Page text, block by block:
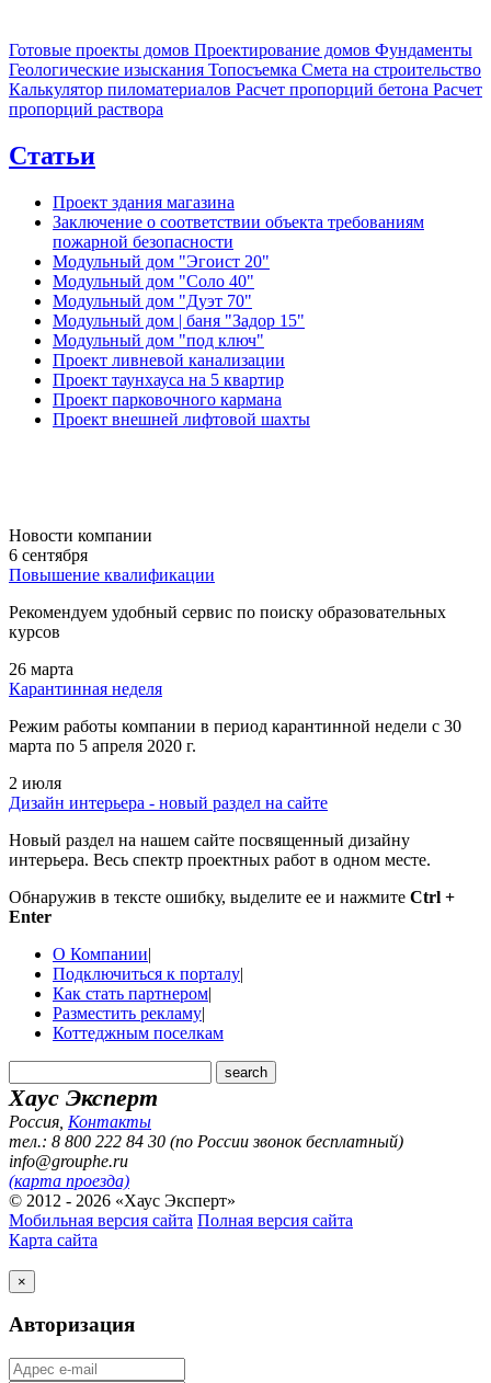
Готовые проекты домов Проектирование домов Фундаменты
Геологические изыскания Топосъемка Смета на строительство
Калькулятор пиломатериалов Расчет пропорций бетона Расчет
пропорций раствора
Статьи
Проект здания магазина
Заключение о соответствии объекта требованиям
пожарной безопасности
Модульный дом "Эгоист 20"
Модульный дом "Соло 40"
Модульный дом "Дуэт 70"
Модульный дом | баня "Задор 15"
Модульный дом "под ключ"
Проект ливневой канализации
Проект таунхауса на 5 квартир
Проект парковочного кармана
Проект внешней лифтовой шахты
Новости компании
6 сентября
Повышение квалификации
Рекомендуем удобный сервис по поиску образовательных
курсов
26 марта
Карантинная неделя
Режим работы компании в период карантинной недели c 30
марта по 5 апреля 2020 г.
2 июля
Дизайн интерьера - новый раздел на сайте
Новый раздел на нашем сайте посвященный дизайну
интерьера. Весь спектр проектных работ в одном месте.
Обнаружив в тексте ошибку, выделите ее и нажмите Ctrl +
Enter
О Компании|
Подключиться к порталу|
Как стать партнером|
Разместить рекламу|
Коттеджным поселкам
Хаус Эксперт
Россия Контакты
тел.: 8 800 222 84 30 (по России звонок бесплатный)
info@grouphe.ru
(карта проезда)
© 2012 - 2026 «Хаус Эксперт»
Мобильная версия сайта Полная версия сайта
Карта сайта
×
Авторизация